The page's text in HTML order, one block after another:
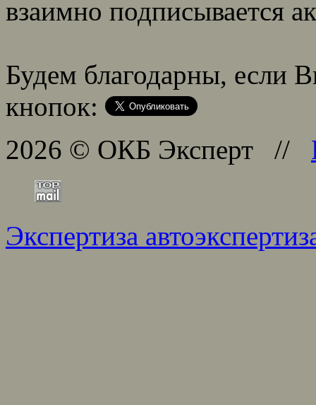
взаимно подписывается
Будем благодарны, если
кнопок:
2026 © ОКБ Эксперт //
Экспертиза